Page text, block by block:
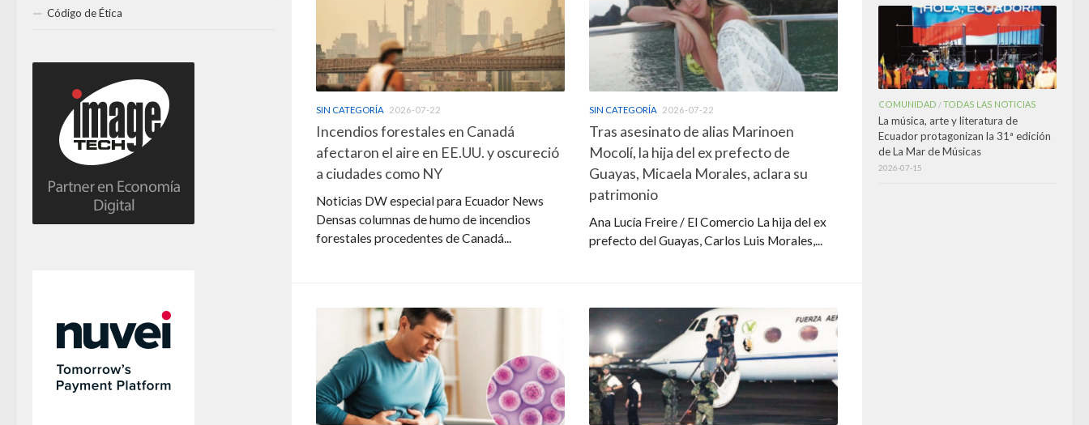
SIN CATEGORÍA 2026-07-22
Incendios forestales en Canadá
afectaron el aire en EE.UU. y oscureció
a ciudades como NY
Noticias DW especial para Ecuador News
Densas columnas de humo de incendios
forestales procedentes de Canadá...
SIN CATEGORÍA 2026-07-22
Tras asesinato de alias Marinoen
Mocolí, la hija del ex prefecto de
Guayas, Micaela Morales, aclara su
patrimonio
Ana Lucía Freire / El Comercio La hija del ex
prefecto del Guayas, Carlos Luis Morales,...
Código de Ética
COMUNIDAD /TODAS LAS NOTICIAS
La música, arte y literatura de
Ecuador protagonizan la 31ª edición
de La Mar de Músicas
2026-07-15